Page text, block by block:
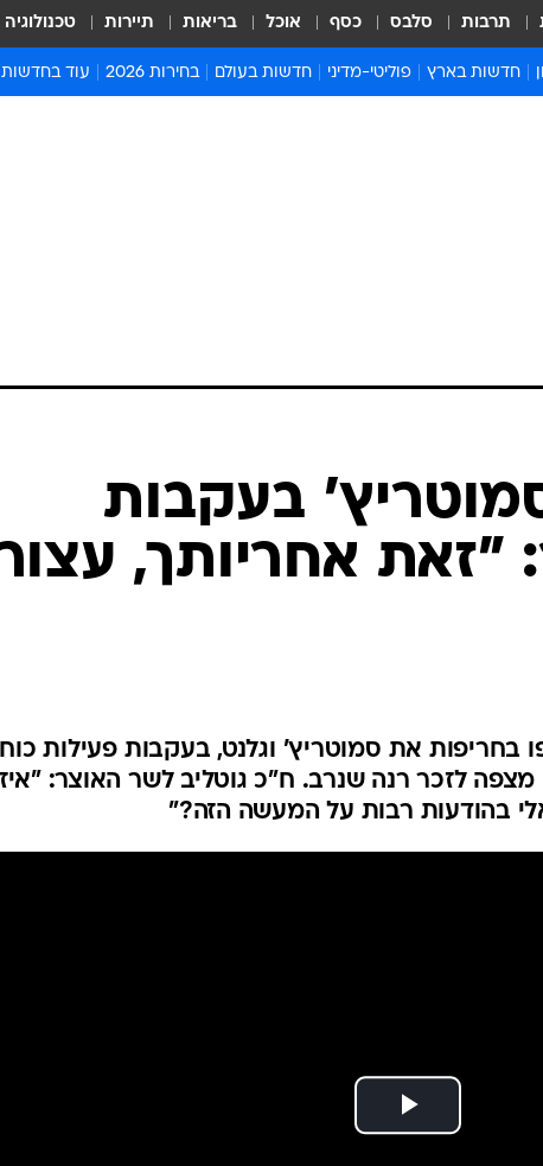
תרבות סלבס כסף אוכל בריאות תיירות טכנולוגיה
חדשות בארץ פוליטי-מדיני חדשות בעולם בחירות 2026 עוד בחדשות
המייל האדום
בעקבות
"זאת אחריותך,
בחריפות את סמוטריץ' וגלנט, בעקבות פעילות
לזכר רנה שנרב. ח"כ גוטליב לשר האוצר:
בהודעות רבות על המעשה הזה?"